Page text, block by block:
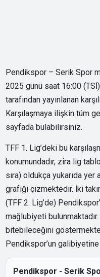
Pendikspor – Serik Spor
2025 günü saat 16:00
tarafından yayınlanan
Karşılaşmaya ilişkin tüm
sayfada bulabilirsiniz.
TFF 1. Lig’deki bu
konumundadır, zira lig
sıra) oldukça yukarıda
grafiği çizmektedir. İki
(TFF 2. Lig’de)
mağlubiyeti
bitebileceğini
Pendikspor’un
Pendikspor - Serik